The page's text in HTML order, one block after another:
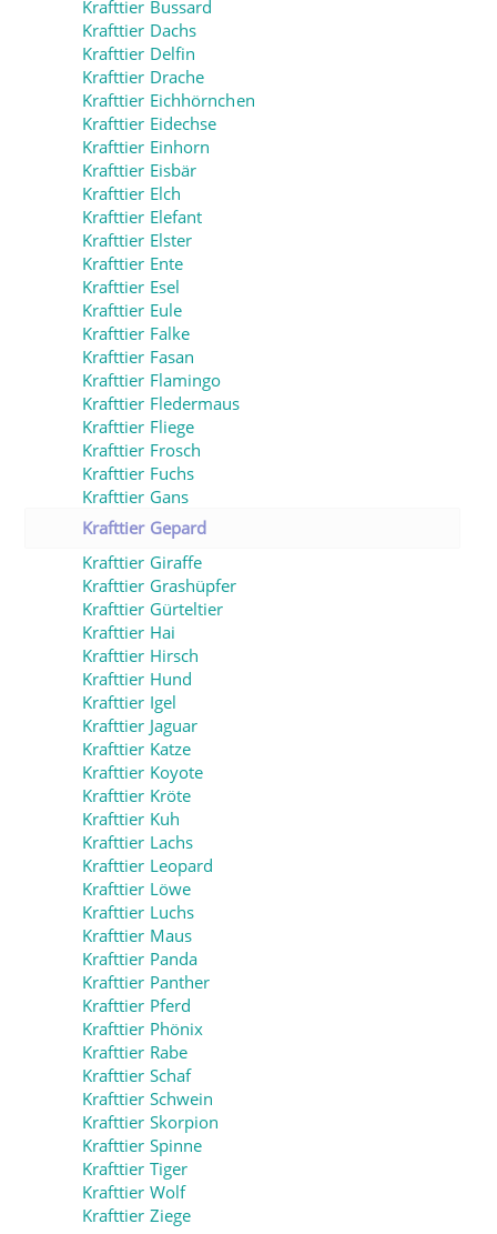
Krafttier Bussard
Krafttier Dachs
Krafttier Delfin
Krafttier Drache
Krafttier Eichhörnchen
Krafttier Eidechse
Krafttier Einhorn
Krafttier Eisbär
Krafttier Elch
Krafttier Elefant
Krafttier Elster
Krafttier Ente
Krafttier Esel
Krafttier Eule
Krafttier Falke
Krafttier Fasan
Krafttier Flamingo
Krafttier Fledermaus
Krafttier Fliege
Krafttier Frosch
Krafttier Fuchs
Krafttier Gans
Krafttier Gepard
Krafttier Giraffe
Krafttier Grashüpfer
Krafttier Gürteltier
Krafttier Hai
Krafttier Hirsch
Krafttier Hund
Krafttier Igel
Krafttier Jaguar
Krafttier Katze
Krafttier Koyote
Krafttier Kröte
Krafttier Kuh
Krafttier Lachs
Krafttier Leopard
Krafttier Löwe
Krafttier Luchs
Krafttier Maus
Krafttier Panda
Krafttier Panther
Krafttier Pferd
Krafttier Phönix
Krafttier Rabe
Krafttier Schaf
Krafttier Schwein
Krafttier Skorpion
Krafttier Spinne
Krafttier Tiger
Krafttier Wolf
Krafttier Ziege